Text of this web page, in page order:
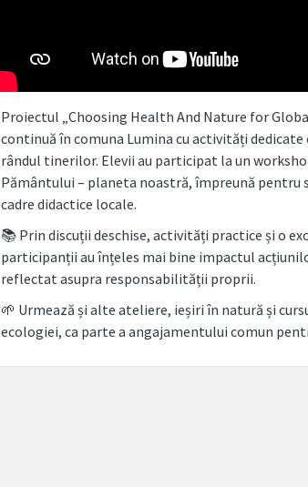
Proiectul „Choosing Health And Nature for
continuă în comuna Lumina cu activități
rândul tinerilor. Elevii au participat la un
Pământului – planeta noastră, împreună pentru
cadre didactice locale.
📚 Prin discuții deschise, activități practice și o
participanții au înțeles mai bine impactul
reflectat asupra responsabilității proprii.
🌱 Urmează și alte ateliere, ieșiri în natură și
ecologiei, ca parte a angajamentului comun